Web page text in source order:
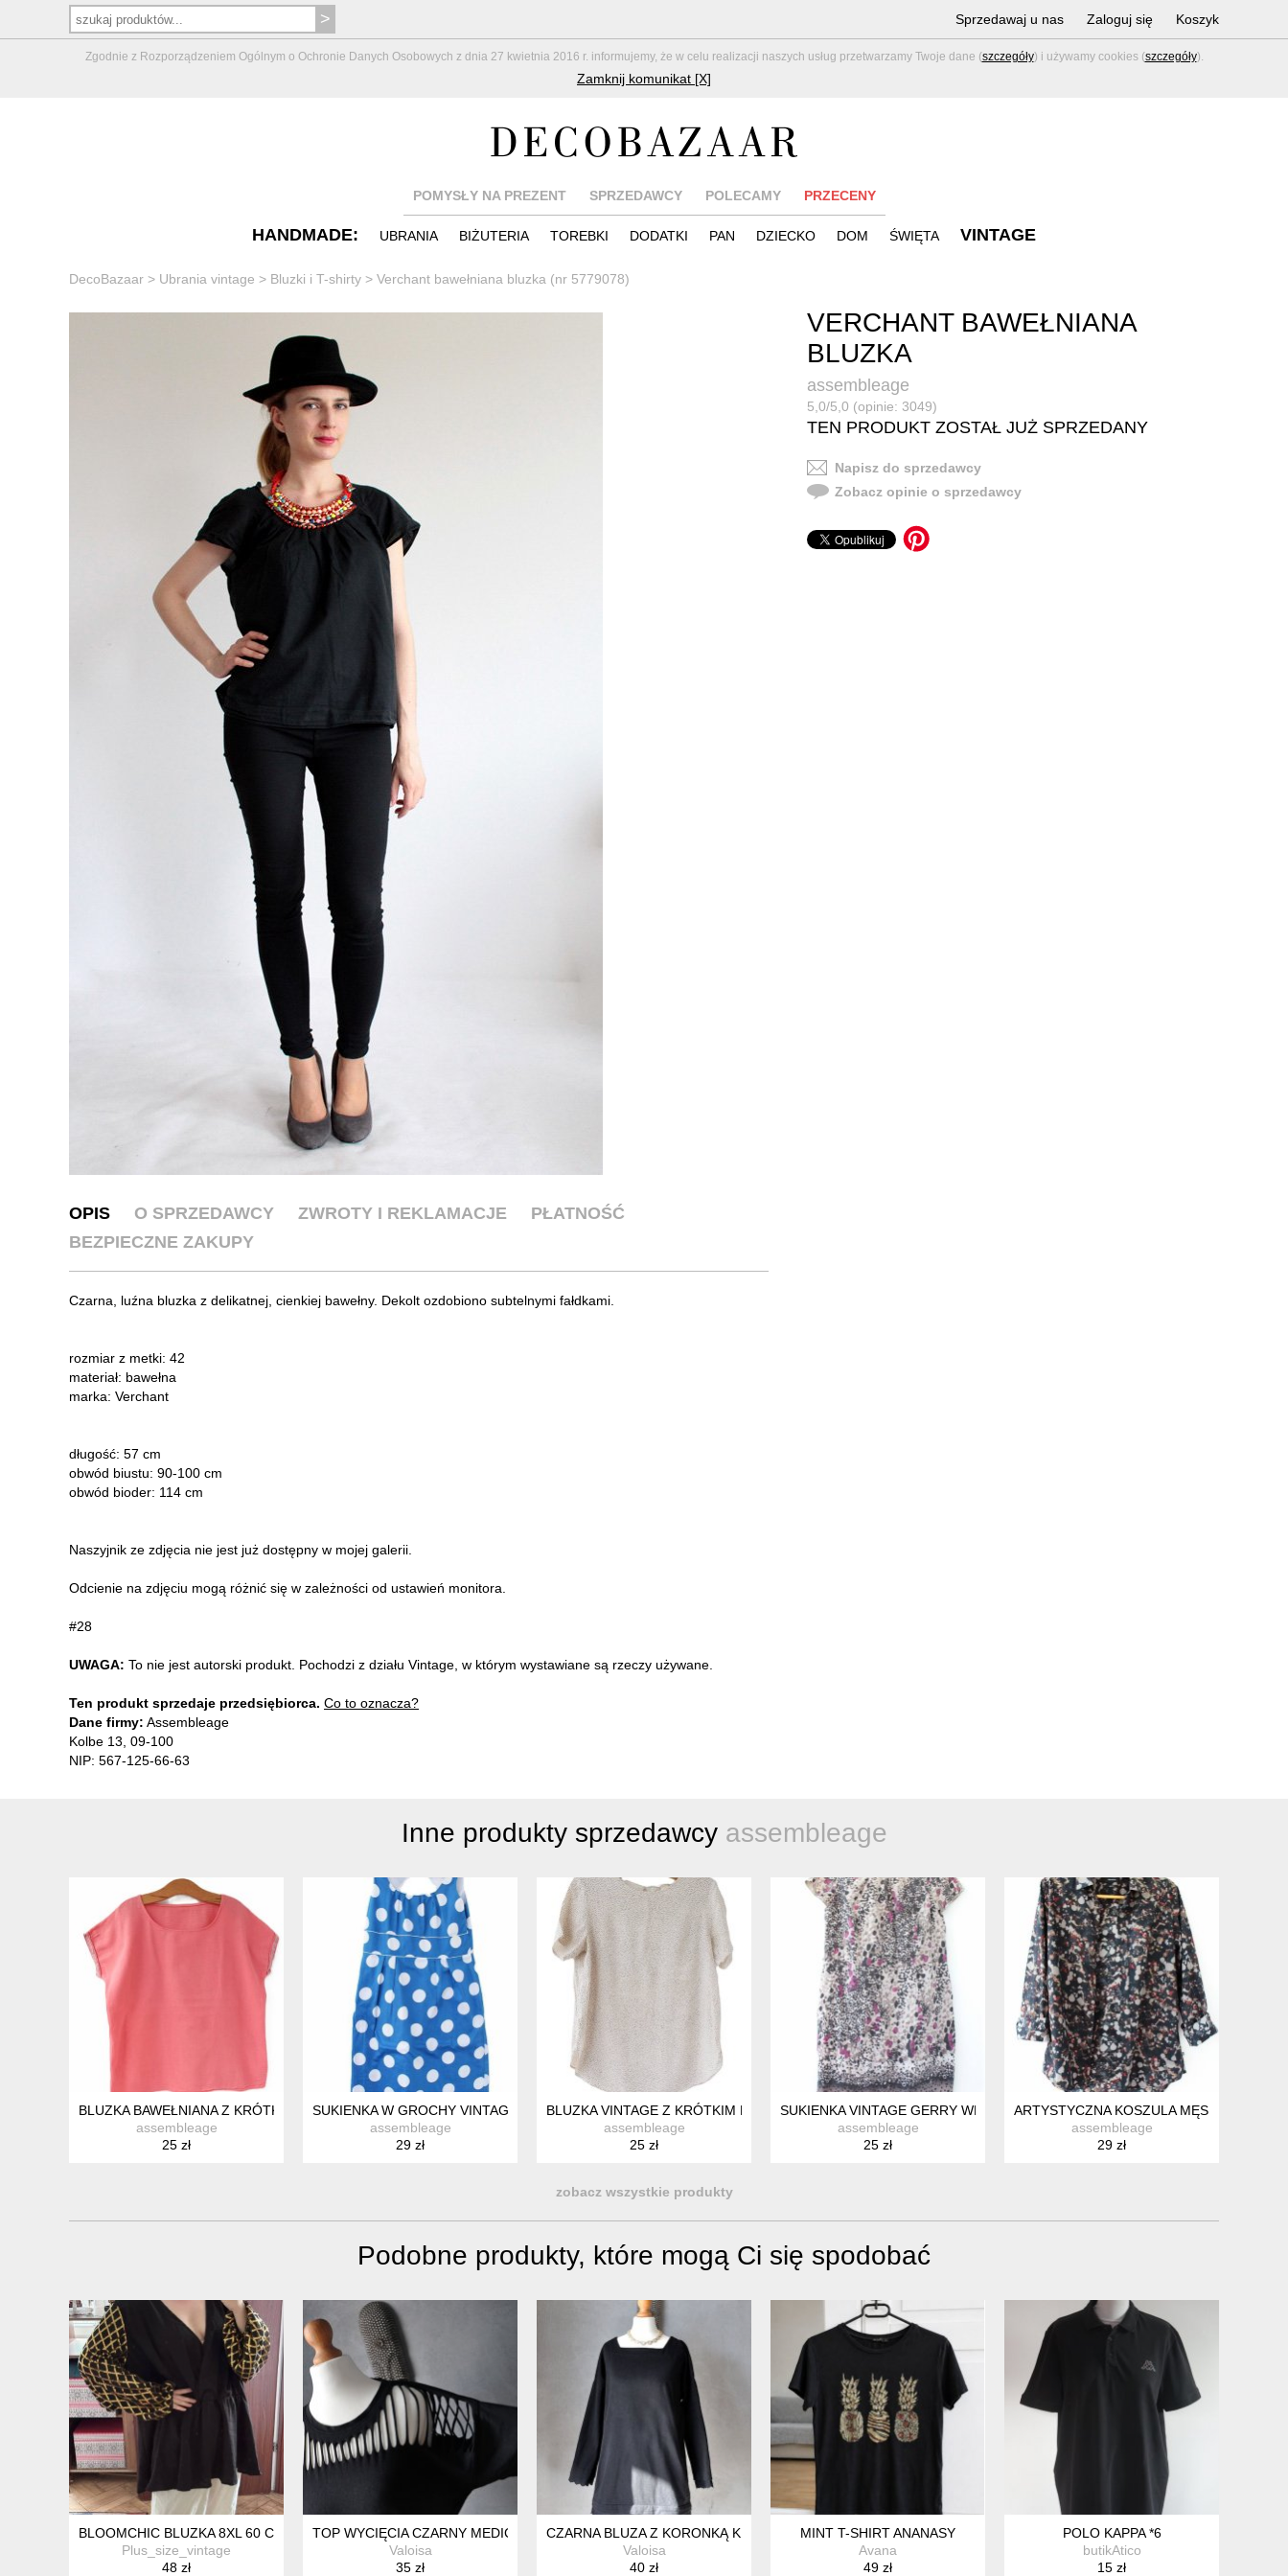
Zgodnie z Rozporządzeniem Ogólnym o Ochronie Danych Osobowych z dnia 27 kwietnia 2016 r. informujemy, że w celu realizacji naszych usług przetwarzamy Twoje dane (szczegóły) i używamy cookies (szczegóły).
Zamknij komunikat [X]
Sprzedawaj u nas Zaloguj się Koszyk
POMYSŁY NA PREZENT SPRZEDAWCY POLECAMY PRZECENY
HANDMADE: UBRANIA BIŻUTERIA TOREBKI DODATKI PAN DZIECKO DOM ŚWIĘTA VINTAGE
DecoBazaar > Ubrania vintage > Bluzki i T-shirty > Verchant bawełniana bluzka (nr 5779078)
VERCHANT BAWEŁNIANA
BLUZKA
assembleage
5,0/5,0 (opinie: 3049)
TEN PRODUKT ZOSTAŁ JUŻ SPRZEDANY
Napisz do sprzedawcy
Zobacz opinie o sprzedawcy
OPIS O SPRZEDAWCY ZWROTY I REKLAMACJE
PŁATNOŚĆ
BEZPIECZNE ZAKUPY
Czarna, luźna bluzka z delikatnej, cienkiej bawełny. Dekolt ozdobiono subtelnymi fałdkami.
rozmiar z metki: 42
materiał: bawełna
marka: Verchant
długość: 57 cm
obwód biustu: 90-100 cm
obwód bioder: 114 cm
Naszyjnik ze zdjęcia nie jest już dostępny w mojej galerii.
Odcienie na zdjęciu mogą różnić się w zależności od ustawień monitora.
#28
UWAGA: To nie jest autorski produkt. Pochodzi z działu Vintage, w którym wystawiane są rzeczy używane.
Ten produkt sprzedaje przedsiębiorca. Co to oznacza?
Dane firmy: Assembleage
Kolbe 13, 09-100
NIP: 567-125-66-63
Inne produkty sprzedawcy assembleage
BLUZKA BAWEŁNIANA Z KRÓTKIM RĘKAWEM NA LATO MALINOWA S M
assembleage
25 zł
SUKIENKA W GROCHY VINTAGE PIN UP BAWEŁNA 40 KATE COOPER
assembleage
29 zł
BLUZKA VINTAGE Z KRÓTKIM RĘKAWEM VINTAGE WISKOZA DELIKATNY WZÓR
assembleage
25 zł
SUKIENKA VINTAGE GERRY WEBER M
assembleage
25 zł
ARTYSTYCZNA KOSZULA MĘSKA M
assembleage
29 zł
zobacz wszystkie produkty
Podobne produkty, które mogą Ci się spodobać
BLOOMCHIC BLUZKA 8XL 60 CZARNA ZŁOTE RĘKAWY KOPERTOWA NOWA Z METKĄ PLUS SIZE 9XL / 58 / 30
Plus_size_vintage
48 zł
TOP WYCIĘCIA CZARNY MEDICINE XS S
Valoisa
35 zł
CZARNA BLUZA Z KORONKĄ KIESZENIE XS S M
Valoisa
40 zł
MINT T-SHIRT ANANASY
Avana
49 zł
POLO KAPPA *6
butikAtico
15 zł